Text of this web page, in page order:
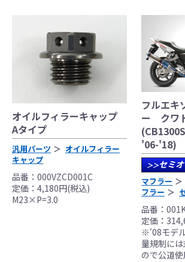
オイルフィラーキャップ
Aタイプ
汎用パーツ
オイルフィラー
キャップ
品番：000VZCD001C
定価：4,180円(税込)
M23×P=3.0
フルエキ
ー クワ
'06-'18)
>>セミ
マフラー
フラー
品番：
定価：
※'08モデ
量規制に
ので公道使
く、商品の返品、クレーム等も受
んので、あらかじめご了承くださ
●商品の仕様・価格につきまして
無く変更となる場合があります
ます。
●商品は、予告無く販売終了する
すのでご了承願います。